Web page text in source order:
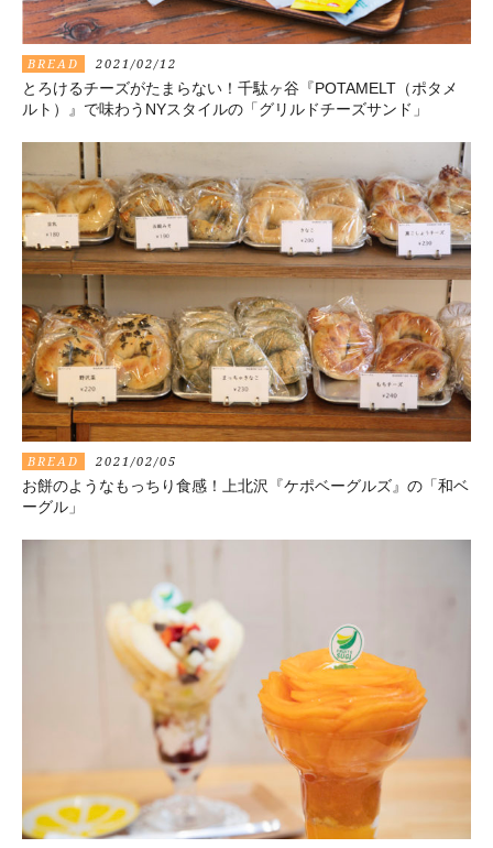
BREAD 2021/02/12
とろけるチーズがたまらない！千駄ヶ谷『POTAMELT（ポタメ
ルト）』で味わうNYスタイルの「グリルドチーズサンド」
BREAD 2021/02/05
お餅のようなもっちり食感！上北沢『ケポベーグルズ』の「和ベ
ーグル」